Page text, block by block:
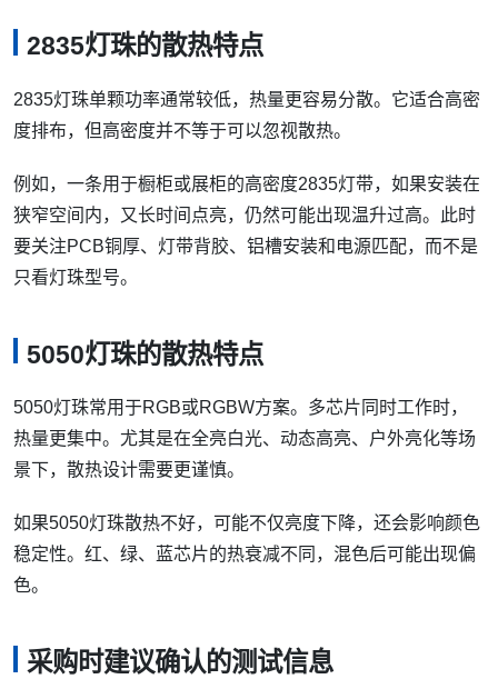
2835灯珠的散热特点
2835灯珠单颗功率通常较低，热量更容易分散。它适合高密
度排布，但高密度并不等于可以忽视散热。
例如，一条用于橱柜或展柜的高密度2835灯带，如果安装在
狭窄空间内，又长时间点亮，仍然可能出现温升过高。此时
要关注PCB铜厚、灯带背胶、铝槽安装和电源匹配，而不是
只看灯珠型号。
5050灯珠的散热特点
5050灯珠常用于RGB或RGBW方案。多芯片同时工作时，
热量更集中。尤其是在全亮白光、动态高亮、户外亮化等场
景下，散热设计需要更谨慎。
如果5050灯珠散热不好，可能不仅亮度下降，还会影响颜色
稳定性。红、绿、蓝芯片的热衰减不同，混色后可能出现偏
色。
采购时建议确认的测试信息